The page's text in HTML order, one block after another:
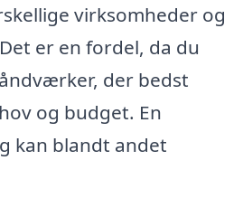
virksomheder og
er en fordel, da du
der bedst
og budget. En
kan blandt andet